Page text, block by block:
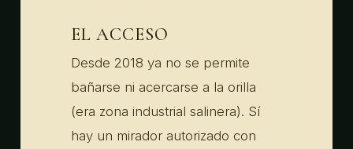
EL ACCESO
Desde 2018 ya no se permite
bañarse ni acercarse a la orilla
(era zona industrial salinera). Sí
hay un mirador autorizado con